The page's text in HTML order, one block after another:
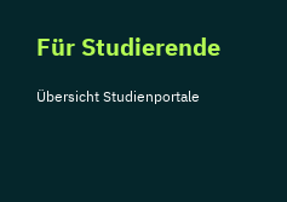
Für Studierende
Übersicht Studienportale